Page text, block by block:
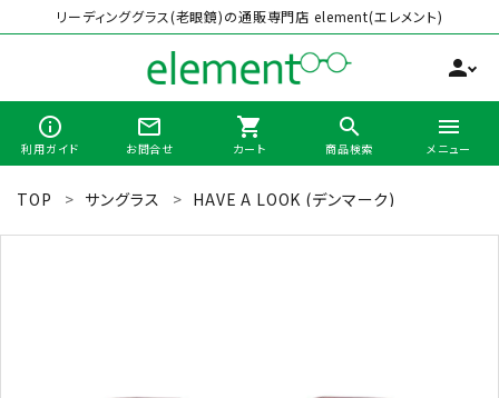
リーディンググラス(老眼鏡)の通販専門店 element(エレメント)
person
info_outline
利用ガイド
mail_outline
お問合せ
shopping_cart
カート
search
商品検索
menu
メニュー
search
TOP サングラス HAVE A LOOK (デンマーク)